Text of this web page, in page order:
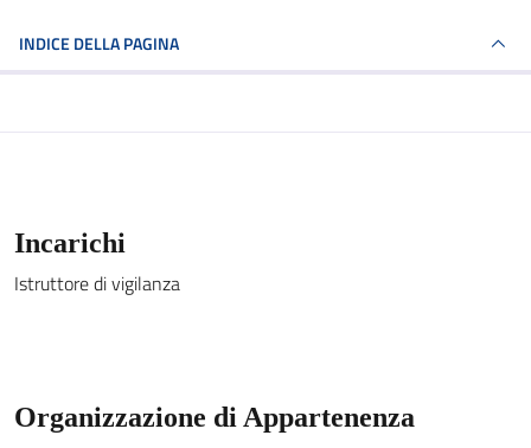
INDICE DELLA PAGINA
Incarichi
Istruttore di vigilanza
Organizzazione di Appartenenza